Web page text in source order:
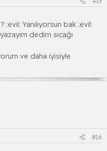
:evil: Yanılıyorsun bak :evil:
dedim sıcağı
ve daha iyisiyle
#16